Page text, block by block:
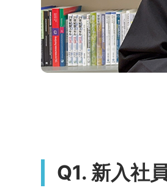
Q1. 新入社